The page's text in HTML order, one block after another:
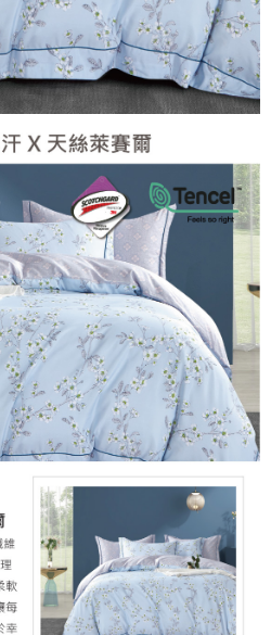
供之「AFTEE先享後付」服務完成之交
人資料，並將交易相關給付款項請求債
以下網址：
代理人或監護人之同意方可使用
申辦者引起之損失，本公司不負相關責
將依據個別帳號之用戶狀況，依本公司即
有額度不足之情形，本公司將視審查結果
他人資訊註冊。若發現惡意使用之情形，
該用戶之使用額度並採取法律行動。